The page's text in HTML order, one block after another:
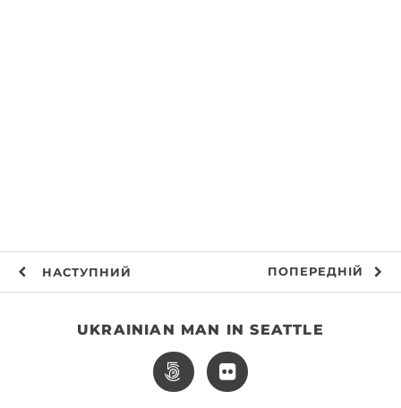
НАСТУПНИЙ ПОПЕРЕДНІЙ
UKRAINIAN MAN IN SEATTLE